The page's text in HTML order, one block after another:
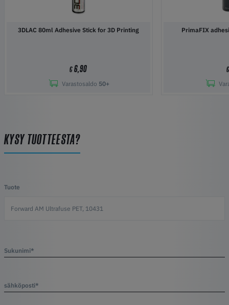
3DLAC 80ml Adhesive Stick for 3D Printing
€6,90
Varastosaldo 50+
PrimaFIX
€
KYSY TUOTTEESTA?
Tuote
Sukunimi*
sähköposti*